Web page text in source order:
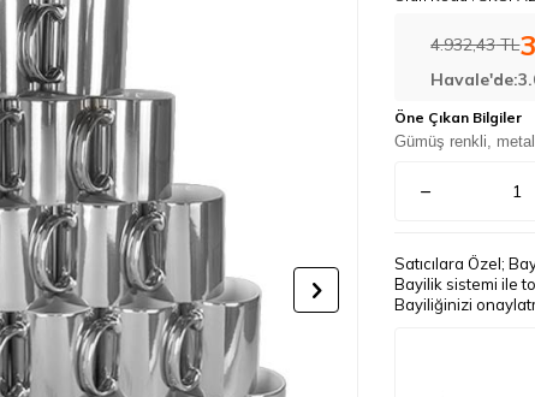
4.932,43TL
Havale'de:
Öne Çıkan Bilgiler
Gümüş renkli,
Satıcılara Özel;
Bayilik sistemi ile
Bayiliğinizi